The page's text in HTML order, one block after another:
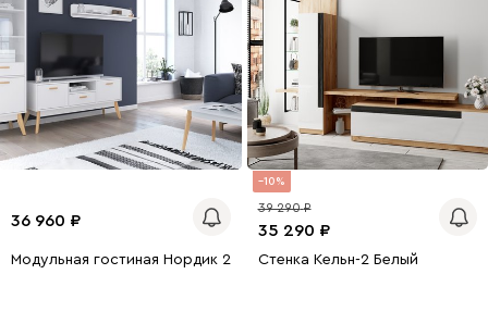
36 960
Модульная гостиная Нордик 2 Белый
10
35 290
39 290
Стенка Кельн-2 Белый